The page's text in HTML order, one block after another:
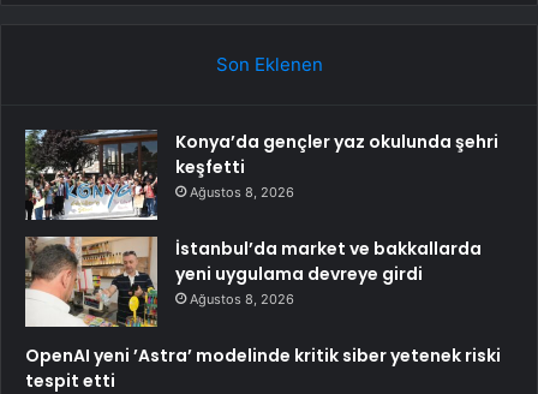
Son Eklenen
Konya’da gençler yaz okulunda şehri
keşfetti
Ağustos 8, 2026
İstanbul’da market ve bakkallarda
yeni uygulama devreye girdi
Ağustos 8, 2026
OpenAI yeni ’Astra’ modelinde kritik siber yetenek riski
tespit etti